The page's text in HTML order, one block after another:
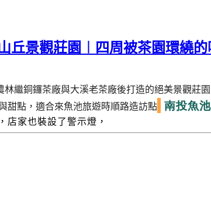
丘景觀莊園︱四周被茶園環繞的
林繼銅鑼茶廠與大溪老茶廠後打造的絕美景觀莊
甜點，適合來魚池旅遊時順路造訪點
南投魚池
店家也裝設了警示燈，